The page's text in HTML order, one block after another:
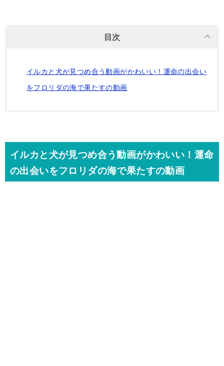
目次
イルカと犬が見つめ合う動画がかわいい！運命の出会い
をフロリダの海で果たすの動画
イルカと犬が見つめ合う動画がかわいい！運命
の出会いをフロリダの海で果たすの動画